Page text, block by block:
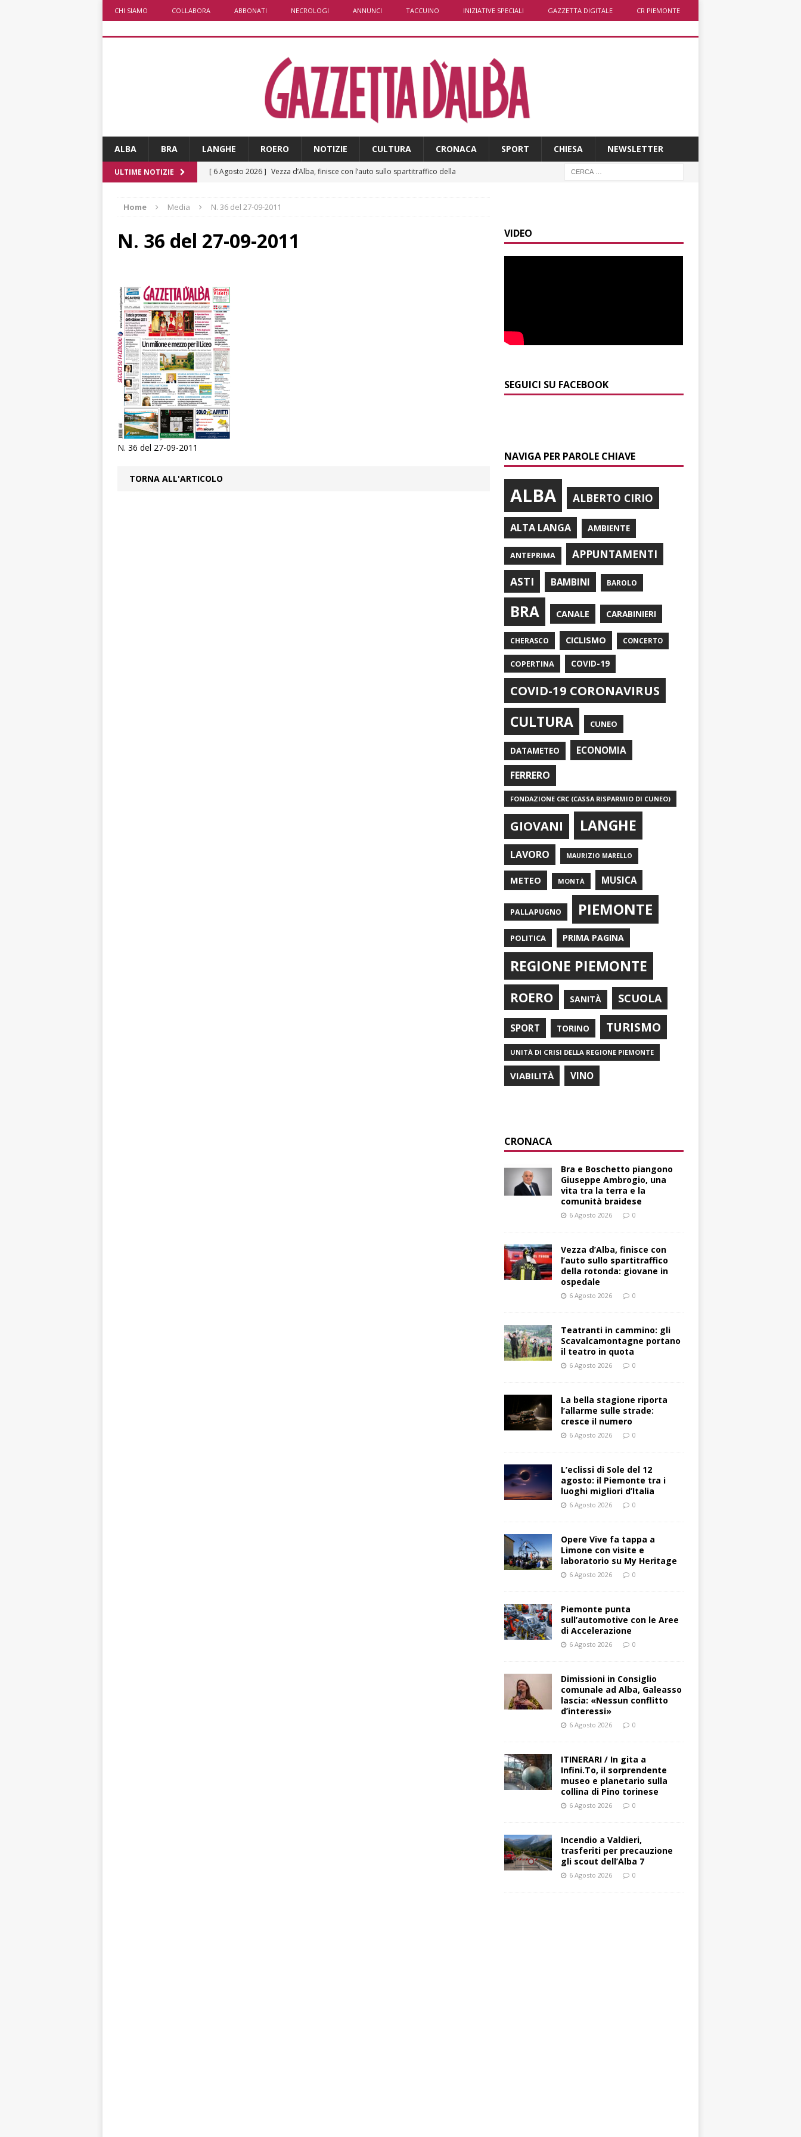
CHI SIAMO COLLABORA ABBONATI NECROLOGI ANNUNCI TACCUINO INIZIATIVE SPECIALI GAZZETTA DIGITALE CR PIEMONTE
ALBA BRA LANGHE ROERO NOTIZIE CULTURA CRONACA SPORT CHIESA NEWSLETTER
ULTIME NOTIZIE [ 6 Agosto 2026 ] Vezza d’Alba, finisce con l’auto sullo spartitraffico della
[ 6 Agosto 2026 ] La bella stagione riporta l’allarme sulle strade: cresce il
numero
ALTRE NOTIZIE
[ 6 Agosto 2026 ]
«Nessun conflitto d’interessi»
[ 6 Agosto 2026 ]
planetario sulla collina di Pino torinese
[ 6 Agosto 2026 ]
dell’Alba 7
[ 6 Agosto 2026 ]
l’edizione 2026
terra e la comunità braidese
Home Media N. 36 del 27-09-2011
N. 36 del 27-09-2011
N. 36 del 27-09-2011
TORNA ALL'ARTICOLO
VIDEO
SEGUICI SU FACEBOOK
NAVIGA PER PAROLE CHIAVE
ALBA ALBERTO CIRIO
ALTA LANGA AMBIENTE
ANTEPRIMA
APPUNTAMENTI
ASTI
BAMBINI BAROLO
BRA CANALE CARABINIERI
CHERASCO CICLISMO CONCERTO
COPERTINA COVID-19
COVID-19 CORONAVIRUS
CULTURA CUNEO
DATAMETEO ECONOMIA
FERRERO
FONDAZIONE CRC (CASSA RISPARMIO DI CUNEO)
GIOVANI LANGHE
LAVORO MAURIZIO MARELLO
METEO MONTÀ MUSICA
PALLAPUGNO PIEMONTE
POLITICA PRIMA PAGINA
REGIONE PIEMONTE
ROERO SANITÀ SCUOLA
SPORT TORINO TURISMO
UNITÀ DI CRISI DELLA REGIONE PIEMONTE
VIABILITÀ VINO
CRONACA
Bra e Boschetto piangono
Giuseppe Ambrogio, una
vita tra la terra e la
comunità braidese
6 Agosto 2026 0
Vezza d’Alba, finisce con
l’auto sullo spartitraffico
della rotonda: giovane in
ospedale
6 Agosto 2026 0
Teatranti in cammino: gli
Scavalcamontagne portano
il teatro in quota
6 Agosto 2026 0
La bella stagione riporta
l’allarme sulle strade:
cresce il numero
6 Agosto 2026 0
L’eclissi di Sole del 12
agosto: il Piemonte tra i
luoghi migliori d’Italia
6 Agosto 2026 0
Opere Vive fa tappa a
Limone con visite e
laboratorio su My Heritage
6 Agosto 2026 0
Piemonte punta
sull’automotive con le Aree
di Accelerazione
6 Agosto 2026 0
Dimissioni in Consiglio
comunale ad Alba, Galeasso
lascia: «Nessun conflitto
d’interessi»
6 Agosto 2026 0
ITINERARI / In gita a
Infini.To, il sorprendente
museo e planetario sulla
collina di Pino torinese
6 Agosto 2026 0
Incendio a Valdieri,
trasferiti per precauzione
gli scout dell’Alba 7
6 Agosto 2026 0